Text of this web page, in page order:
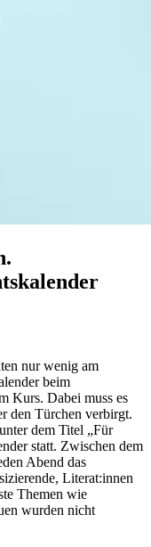
nur wenig am
beim
Kurs. Dabei muss es
den Türchen verbirgt.
dem Titel „Für
statt. Zwischen dem
Abend das
Literat:innen
Themen wie
wurden nicht